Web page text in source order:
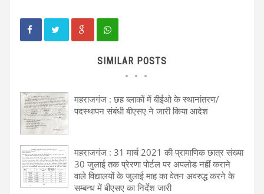
SIMILAR POSTS
महराजगंज : छह ब्लाकों में बीईओ के स्थानांतरण/
पदस्थापन संबंधी बीएसए ने जारी किया आदेश
महराजगंज : 31 मार्च 2021 की प्रामाणिक छात्र संख्या
30 जुलाई तक प्रेरणा पोर्टल पर अपलोड नहीं कराने
वाले विद्यालयों के जुलाई माह का वेतन अवरुद्ध करने के
सम्बन्ध में बीएसए का निर्देश जारी